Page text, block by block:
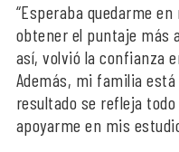
“Esperaba quedarme
obtener el puntaje más
así, volvió la confianza
Además, mi familia
resultado se refleja
apoyarme en mis